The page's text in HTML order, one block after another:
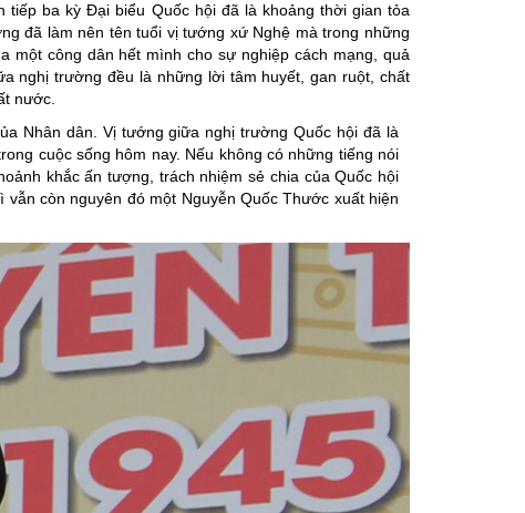
ba kỳ Đại biểu Quốc hội đã là khoảng thời gian tỏa
đã làm nên tên tuổi vị tướng xứ Nghệ mà trong những
công dân hết mình cho sự nghiệp cách mạng, quả
nghị trường đều là những lời tâm huyết, gan ruột, chất
nước.
Nhân dân. Vị tướng giữa nghị trường Quốc hội đã là
cuộc sống hôm nay. Nếu không có những tiếng nói
khắc ấn tượng, trách nhiệm sẻ chia của Quốc hội
còn nguyên đó một Nguyễn Quốc Thước xuất hiện